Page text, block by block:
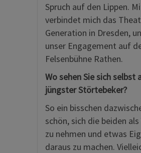
Spruch auf den Lippen.
verbindet mich das
Generation in Dresden,
unser Engagement auf
Felsenbühne Rathen.
Wo sehen Sie sich selbst
jüngster Störtebeker?
So ein bisschen
schön, sich die beiden
zu nehmen und etwas
daraus zu machen.